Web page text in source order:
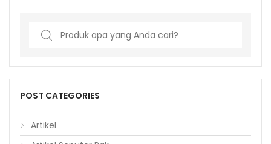
Search
POST CATEGORIES
Artikel